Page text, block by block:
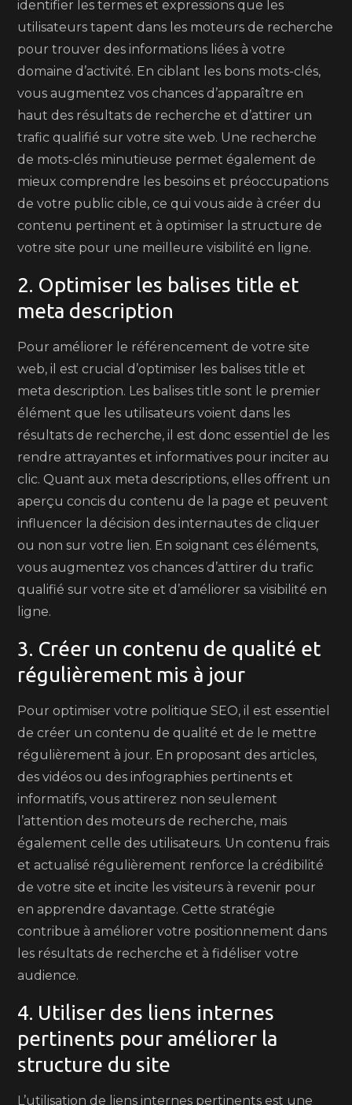
identifier les termes et expressions que les
utilisateurs tapent dans les moteurs de recherche
pour trouver des informations liées à votre
domaine d’activité. En ciblant les bons mots-clés,
vous augmentez vos chances d’apparaître en
haut des résultats de recherche et d’attirer un
trafic qualifié sur votre site web. Une recherche
de mots-clés minutieuse permet également de
mieux comprendre les besoins et préoccupations
de votre public cible, ce qui vous aide à créer du
contenu pertinent et à optimiser la structure de
votre site pour une meilleure visibilité en ligne.
2. Optimiser les balises title et
meta description
Pour améliorer le référencement de votre site
web, il est crucial d’optimiser les balises title et
meta description. Les balises title sont le premier
élément que les utilisateurs voient dans les
résultats de recherche, il est donc essentiel de les
rendre attrayantes et informatives pour inciter au
clic. Quant aux meta descriptions, elles offrent un
aperçu concis du contenu de la page et peuvent
influencer la décision des internautes de cliquer
ou non sur votre lien. En soignant ces éléments,
vous augmentez vos chances d’attirer du trafic
qualifié sur votre site et d’améliorer sa visibilité en
ligne.
3. Créer un contenu de qualité et
régulièrement mis à jour
Pour optimiser votre politique SEO, il est essentiel
de créer un contenu de qualité et de le mettre
régulièrement à jour. En proposant des articles,
des vidéos ou des infographies pertinents et
informatifs, vous attirerez non seulement
l’attention des moteurs de recherche, mais
également celle des utilisateurs. Un contenu frais
et actualisé régulièrement renforce la crédibilité
de votre site et incite les visiteurs à revenir pour
en apprendre davantage. Cette stratégie
contribue à améliorer votre positionnement dans
les résultats de recherche et à fidéliser votre
audience.
4. Utiliser des liens internes
pertinents pour améliorer la
structure du site
L’utilisation de liens internes pertinents est une